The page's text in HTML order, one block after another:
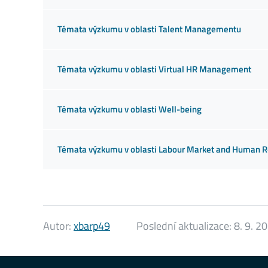
Témata výzkumu v oblasti Talent Managementu
Témata výzkumu v oblasti Virtual HR Management
Témata výzkumu v oblasti Well-being
Témata výzkumu v oblasti Labour Market and Human
Autor:xbarp49 Poslední aktualizace:8. 9.